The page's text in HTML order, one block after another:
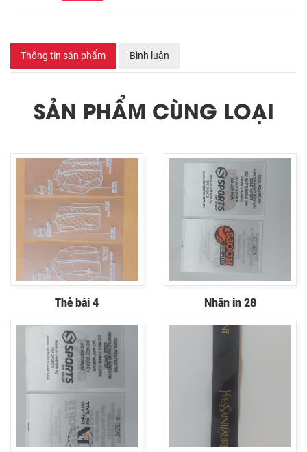
Thông tin sản phẩm Bình luận
SẢN PHẨM CÙNG LOẠI
Thẻ bài 4 Nhãn in 28